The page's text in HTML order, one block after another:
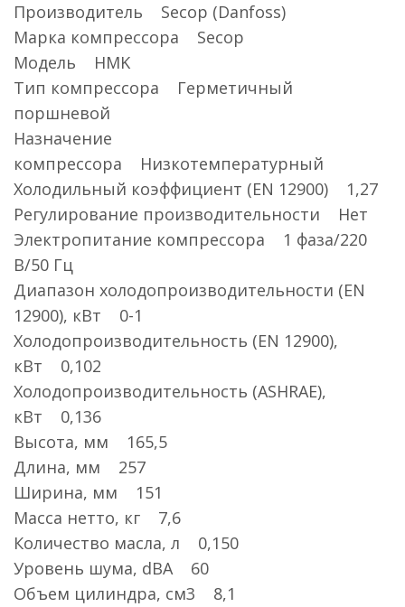
Производитель Secop (Danfoss)
Марка компрессора Secop
Модель HMK
Тип компрессора Герметичный
поршневой
Назначение
компрессора Низкотемпературный
Холодильный коэффициент (EN 12900) 1,27
Регулирование производительности Нет
Электропитание компрессора 1 фаза/220
В/50 Гц
Диапазон холодопроизводительности (EN
12900), кВт 0-1
Холодопроизводительность (EN 12900),
кВт 0,102
Холодопроизводительность (ASHRAE),
кВт 0,136
Высота, мм 165,5
Длина, мм 257
Ширина, мм 151
Масса нетто, кг 7,6
Количество масла, л 0,150
Уровень шума, dBA 60
Объем цилиндра, см3 8,1